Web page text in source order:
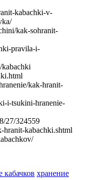
kabachki-v-
kak-sohranit-
pravila-i-
kabachki
kak-hranit-
i-tsukini-hranenie-
27/324559
hranit-kabachki.shtml
кабачков хранение